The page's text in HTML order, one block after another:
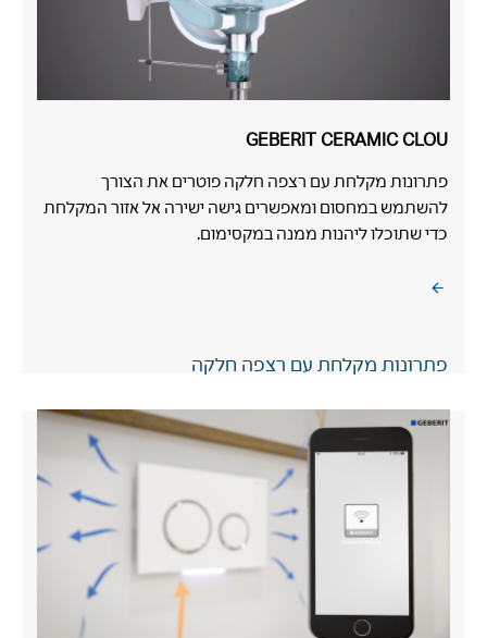
GEBERIT CERAMIC CLOU
פתרונות מקלחת עם רצפה חלקה פוטרים את הצורך
להשתמש במחסום ומאפשרים גישה ישירה אל אזור המקלחת
כדי שתוכלו ליהנות ממנה במקסימום.
פתרונות מקלחת עם רצפה חלקה